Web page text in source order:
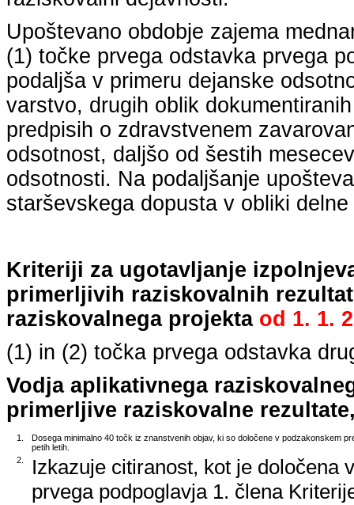
Upoštevano obdobje zajema
(1) točke prvega odstavka prvega
podaljša v primeru dejanske
varstvo, drugih oblik
predpisih o zdravstvenem
odsotnost, daljšo od šestih
odsotnosti. Na podaljšanje
starševskega dopusta v obliki
Kriteriji za ugotavljanje
primerljivih raziskovalnih
raziskovalnega projekta od 1. 1.
(1) in (2) točka prvega odstavka
Vodja aplikativnega
primerljive raziskovalne
1.
Dosega minimalno 40 točk iz znanstvenih objav, ki so določene v podzakonskem
petih letih.
2.
Izkazuje citiranost, kot je določena
prvega podpoglavja 1. člena